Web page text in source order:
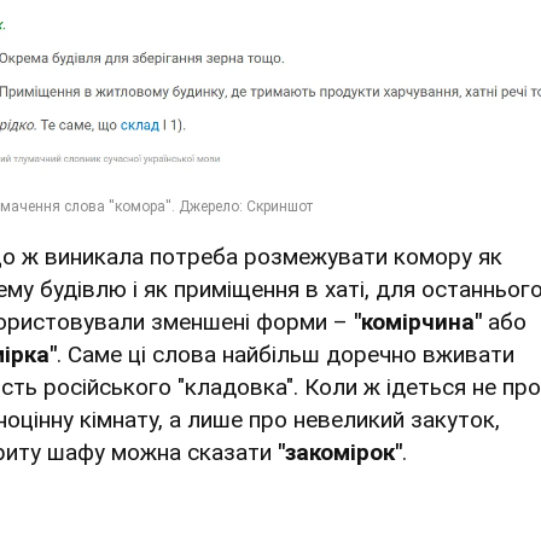
ж виникала потреба розмежувати комору як
будівлю і як приміщення в хаті, для
зменшені форми – "комірчина" або
. Саме ці слова найбільш доречно вживати
російського "кладовка". Коли ж ідеться не про
кімнату, а лише про невеликий закуток,
шафу можна сказати "закомірок".